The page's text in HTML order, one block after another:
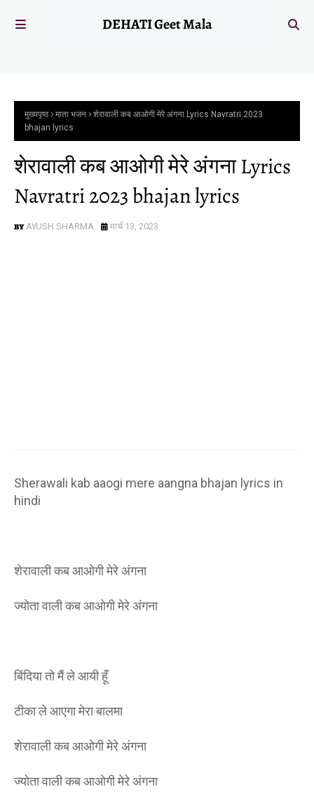
DEHATI Geet Mala
मुख्यपृष्ठ माता भजन
शेरावाली कब आओगी मेरे अंगना Lyrics Navratri 2023
bhajan lyrics
शेरावाली कब आओगी मेरे अंगना Lyrics
Navratri 2023 bhajan lyrics
AYUSH SHARMA मार्च 13, 2023
Sherawali kab aaogi mere aangna bhajan lyrics in
hindi
शेरावाली कब आओगी मेरे अंगना
ज्योता वाली कब आओगी मेरे अंगना
बिंदिया तो मैं ले आयी हूँ
टीका ले आएगा मेरा बालमा
शेरावाली कब आओगी मेरे अंगना
ज्योता वाली कब आओगी मेरे अंगना